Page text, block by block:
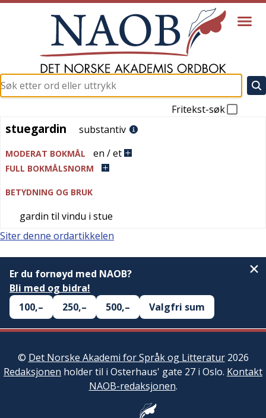
Fritekst-søk
stuegardin
stuegardin substantiv
MODERAT BOKMÅL en / et
FULL BOKMÅLSNORM
BETYDNING OG BRUK
gardin til vindu i stue
Siter denne ordartikkelen
Er du fornøyd med NAOB?
Bli med og bidra!
100,–
250,– 500,– Valgfri sum
© Det Norske Akademi for Språk og Litteratur2026
Redaksjonen holder til i Osterhaus' gate 27 i Oslo. Kontakt
NAOB-redaksjonen.